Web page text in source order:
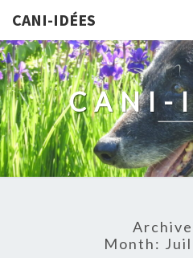
CANI-IDÉES
CANI-
Month: